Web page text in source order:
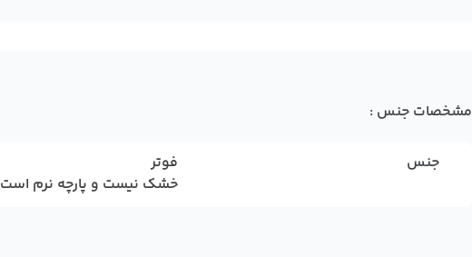
مشخصات جنس :
جنس
فوتر
خشک نیست و پارچه نرم است